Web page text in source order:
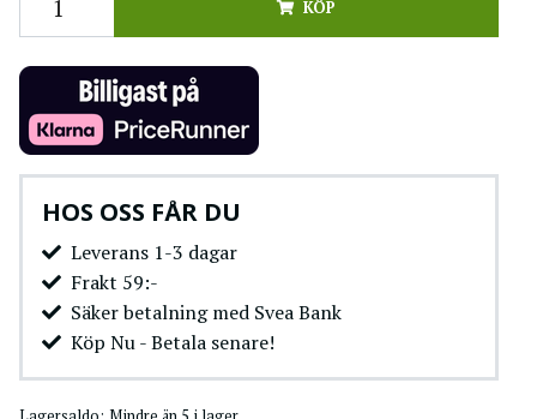
KÖP
HOS OSS FÅR DU
Leverans 1-3 dagar
Frakt 59:-
Säker betalning med Svea Bank
Köp Nu - Betala senare!